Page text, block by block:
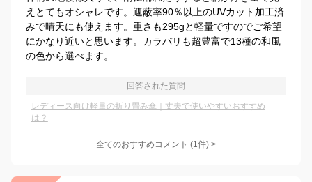
えとてもオシャレです。遮蔽率90％以上のUVカット加工済
みで晴天にも使えます。重さも295gと軽量ですのでご希望
にかなり近いと思います。カラバリも超豊富で13種の和風
の色から選べます。
回答された質問
レディース向け軽量の折り畳み傘｜丈夫で使いやすいおすすめ
は？
全てのおすすめコメント (1件) >